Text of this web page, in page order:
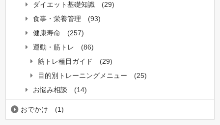
ダイエット基礎知識
(29)
食事・栄養管理
(93)
健康寿命
(257)
運動・筋トレ
(86)
筋トレ種目ガイド
(29)
目的別トレーニングメニュー
(25)
お悩み相談
(14)
おでかけ (1)